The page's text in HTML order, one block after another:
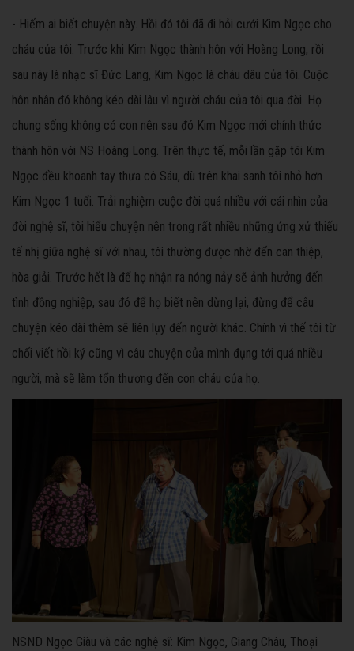
- Hiếm ai biết chuyện này. Hồi đó tôi đã đi hỏi cưới Kim Ngọc cho
cháu của tôi. Trước khi Kim Ngọc thành hôn với Hoàng Long, rồi
sau này là nhạc sĩ Đức Lang, Kim Ngọc là cháu dâu của tôi. Cuộc
hôn nhân đó không kéo dài lâu vì người cháu của tôi qua đời. Họ
chung sống không có con nên sau đó Kim Ngọc mới chính thức
thành hôn với NS Hoàng Long. Trên thực tế, mỗi lần gặp tôi Kim
Ngọc đều khoanh tay thưa cô Sáu, dù trên khai sanh tôi nhỏ hơn
Kim Ngọc 1 tuổi. Trải nghiệm cuộc đời quá nhiều với cái nhìn của
đời nghệ sĩ, tôi hiểu chuyện nên trong rất nhiều những ứng xử thiếu
tế nhị giữa nghệ sĩ với nhau, tôi thường được nhờ đến can thiệp,
hòa giải. Trước hết là để họ nhận ra nóng nảy sẽ ảnh hưởng đến
tình đồng nghiệp, sau đó để họ biết nên dừng lại, đừng để câu
chuyện kéo dài thêm sẽ liên lụy đến người khác. Chính vì thế tôi từ
chối viết hồi ký cũng vì câu chuyện của mình đụng tới quá nhiều
người, mà sẽ làm tổn thương đến con cháu của họ.
NSND Ngọc Giàu và các nghệ sĩ: Kim Ngọc, Giang Châu, Thoại